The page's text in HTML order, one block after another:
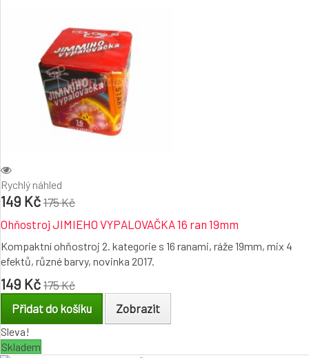
Rychlý náhled
149 Kč 175 Kč
Ohňostroj JIMIEHO VYPALOVAČKA 16 ran 19mm
Kompaktní ohňostroj 2. kategorie s 16 ranami, ráže 19mm, mix 4
efektů, různé barvy, novinka 2017.
149 Kč 175 Kč
Přidat do košíku
Zobrazit
Sleva!
Skladem